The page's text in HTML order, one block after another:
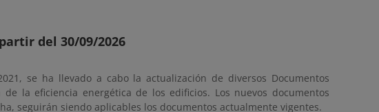
del 30/09/2026
se ha llevado a cabo la actualización de diversos Documentos
la eficiencia energética de los edificios. Los nuevos documentos
seguirán siendo aplicables los documentos actualmente vigentes.